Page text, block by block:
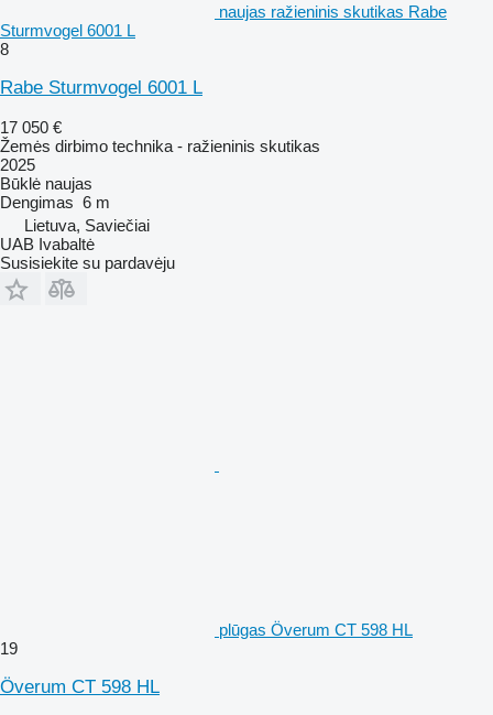
naujas ražieninis skutikas Rabe
Sturmvogel 6001 L
8
Rabe Sturmvogel 6001 L
17 050 €
Žemės dirbimo technika - ražieninis skutikas
2025
Būklė naujas
Dengimas 6 m
Lietuva, Saviečiai
UAB Ivabaltė
Susisiekite su pardavėju
plūgas Överum CT 598 HL
19
Överum CT 598 HL